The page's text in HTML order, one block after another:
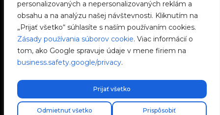
personalizovaných a nepersonalizovaných reklám a
obsahu a na analýzu našej návštevnosti. Kliknutím na
„Prijať všetko“ súhlasíte s naším používaním cookies.
Zásady používania súborov cookie. Viac informácií o
tom, ako Google spravuje údaje v mene firiem na
business.safety.google/privacy.
Prispôsobiť
Odmietnuť všetko
Prijať všetko
e-Chargers
V2C Power
V2C Cloud